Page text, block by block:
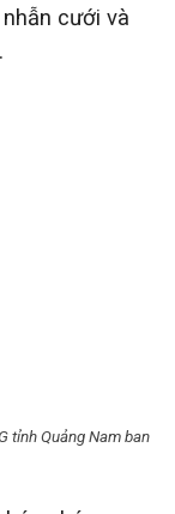
cưới và
tỉnh Quảng Nam ban